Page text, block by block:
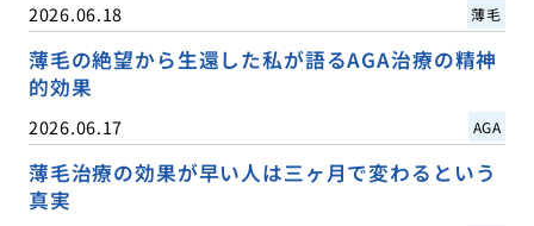
2026.06.18 薄毛
薄毛の絶望から生還した私が語るAGA治療の精神
的効果
2026.06.17 AGA
薄毛治療の効果が早い人は三ヶ月で変わるという
真実